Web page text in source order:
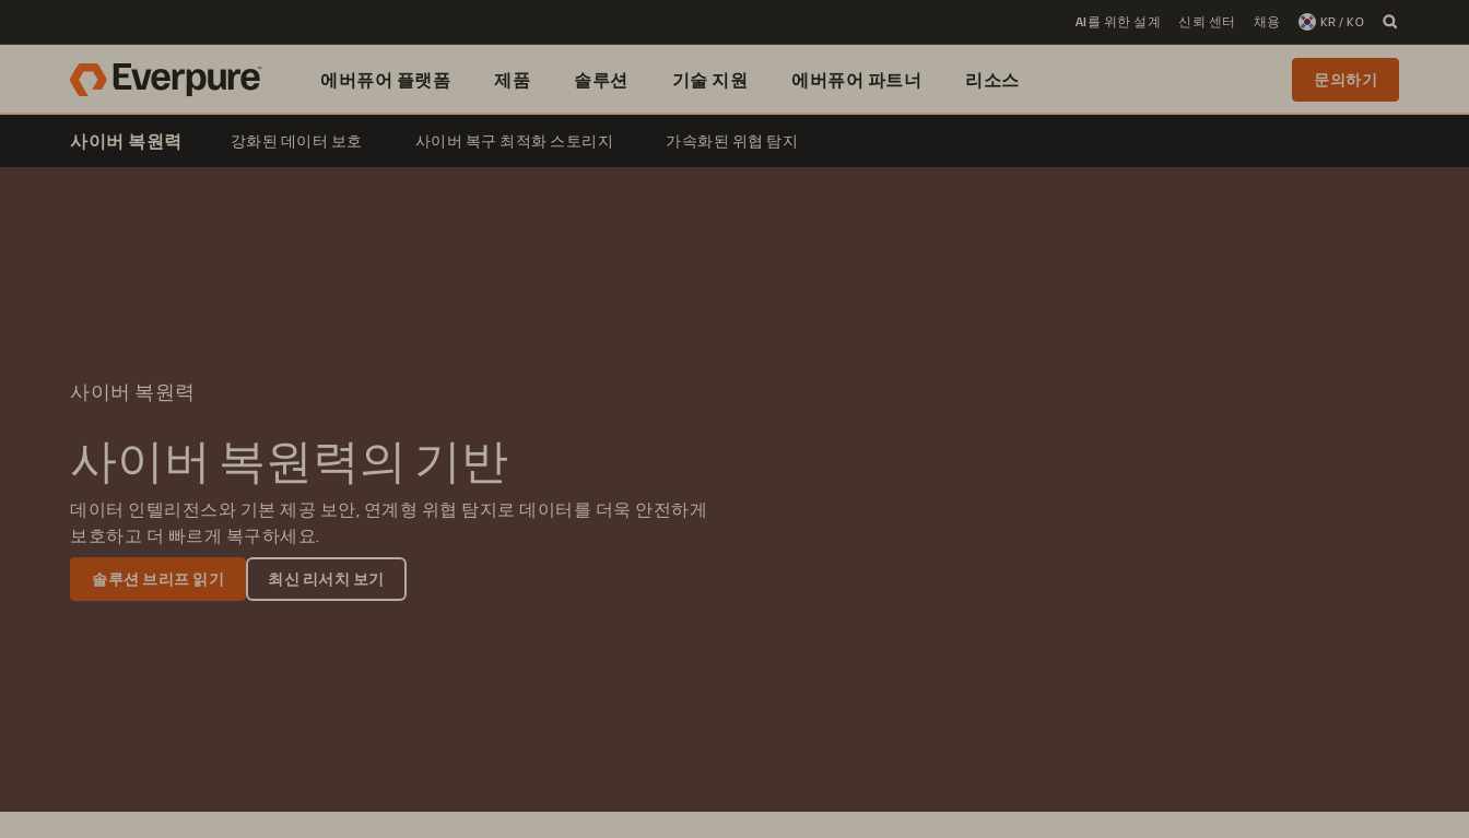
AI를 위한 설계 신뢰 센터 채용 KR / KO
에버퓨어 플랫폼 제품 솔루션 기술 지원 에버퓨어 파트너 리소스 문의하기
사이버 복원력 강화된 데이터 보호 사이버 복구 최적화 스토리지 가속화된 위협 탐지
사이버 복원력
사이버 복원력의 기반
데이터 인텔리전스와 기본 제공 보안, 연계형 위협 탐지로 데이터를 더욱 안전하게
보호하고 더 빠르게 복구하세요.
솔루션 브리프 읽기 최신 리서치 보기